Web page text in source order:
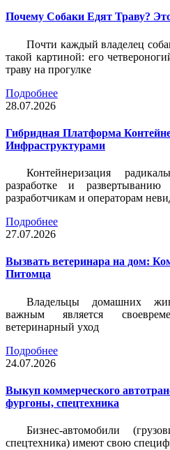
Почему Собаки Едят Траву?
Почти каждый владелец
такой картиной: его
траву на прогулке
Подробнее
28.07.2026
Гибридная Платформа
Инфраструктурами
Контейнеризация
разработке и развертыванию
разработчикам и операторам
Подробнее
27.07.2026
Вызвать ветеринара на дом:
Питомца
Владельцы домашних
важным является
ветеринарный уход
Подробнее
24.07.2026
Выкуп коммерческого
фургоны, спецтехника
Бизнес-автомобили
спецтехника) имеют свою